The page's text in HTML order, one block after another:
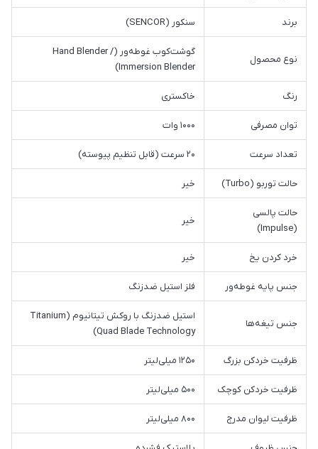
برند سنکور (SENCOR)
نوع محصول
گوشت‌کوب غوطه‌ور (Hand Blender /
Immersion Blender)
رنگ خاکستری
توان مصرفی ۱۰۰۰ وات
تعداد سرعت ۲۰ سرعت (قابل تنظیم پیوسته)
حالت توربو (Turbo) خیر
حالت پالسی
(Impulse)
خیر
خرد کردن یخ خیر
جنس پایه غوطه‌ور فلز استیل ضدزنگ
جنس تیغه‌ها
استیل ضدزنگ با روکش تیتانیوم (Titanium
Quad Blade Technology)
ظرفیت خردکن بزرگ ۱۲۵۰ میلی‌لیتر
ظرفیت خردکن کوچک ۵۰۰ میلی‌لیتر
ظرفیت لیوان مدرج ۸۰۰ میلی‌لیتر